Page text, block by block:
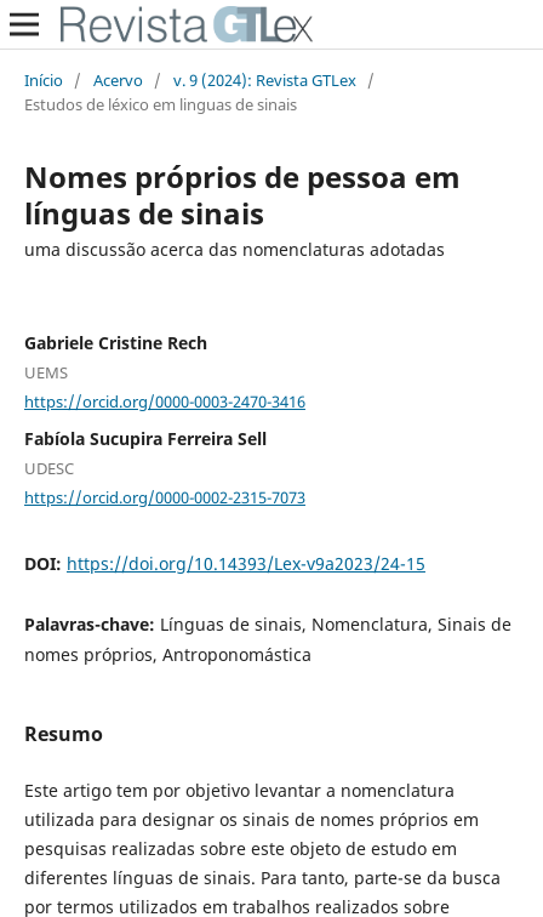
Início / Acervo / v. 9 (2024): Revista GTLex /
Estudos de léxico em linguas de sinais
Nomes próprios de pessoa em
línguas de sinais
uma discussão acerca das nomenclaturas adotadas
Gabriele Cristine Rech
UEMS
https://orcid.org/0000-0003-2470-3416
Fabíola Sucupira Ferreira Sell
UDESC
https://orcid.org/0000-0002-2315-7073
DOI: https://doi.org/10.14393/Lex-v9a2023/24-15
Palavras-chave: Línguas de sinais, Nomenclatura, Sinais de
nomes próprios, Antroponomástica
Resumo
Este artigo tem por objetivo levantar a nomenclatura
utilizada para designar os sinais de nomes próprios em
pesquisas realizadas sobre este objeto de estudo em
diferentes línguas de sinais. Para tanto, parte-se da busca
por termos utilizados em trabalhos realizados sobre